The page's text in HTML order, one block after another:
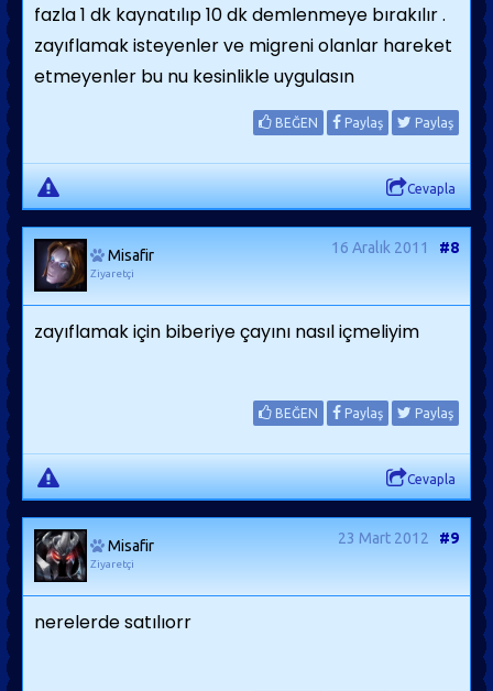
fazla 1 dk kaynatılıp 10 dk demlenmeye bırakılır .
zayıflamak isteyenler ve migreni olanlar hareket
etmeyenler bu nu kesinlikle uygulasın
BEĞEN Paylaş Paylaş
Cevapla
Misafir
Ziyaretçi
16 Aralık 2011 #8
zayıflamak için biberiye çayını nasıl içmeliyim
BEĞEN Paylaş Paylaş
Cevapla
Misafir
Ziyaretçi
23 Mart 2012 #9
nerelerde satılıorr